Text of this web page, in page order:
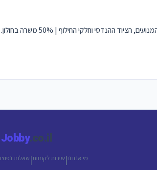
דרוש/ה מתאמ/ת יבוא לחברה
Jobby.co.il
מי אנחנו|שירות לקוחות|שאלות